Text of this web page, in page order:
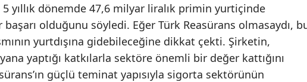
Kars
Kastamonu
Kayseri
5 yıllık dönemde 47,6 milyar liralık primin yurtiçinde
olduğunu söyledi. Eğer Türk Reasürans olmasaydı,
yurtdışına gidebileceğine dikkat çekti. Şirketin,
yaptığı katkılarla sektöre önemli bir değer kattığını
güçlü teminat yapısıyla sigorta sektörünün